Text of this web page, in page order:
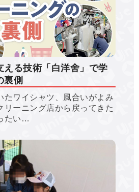
える技術「白洋舍」で学
裏側
たワイシャツ、風合いがよみ
リーニング店から戻ってきた
たい…